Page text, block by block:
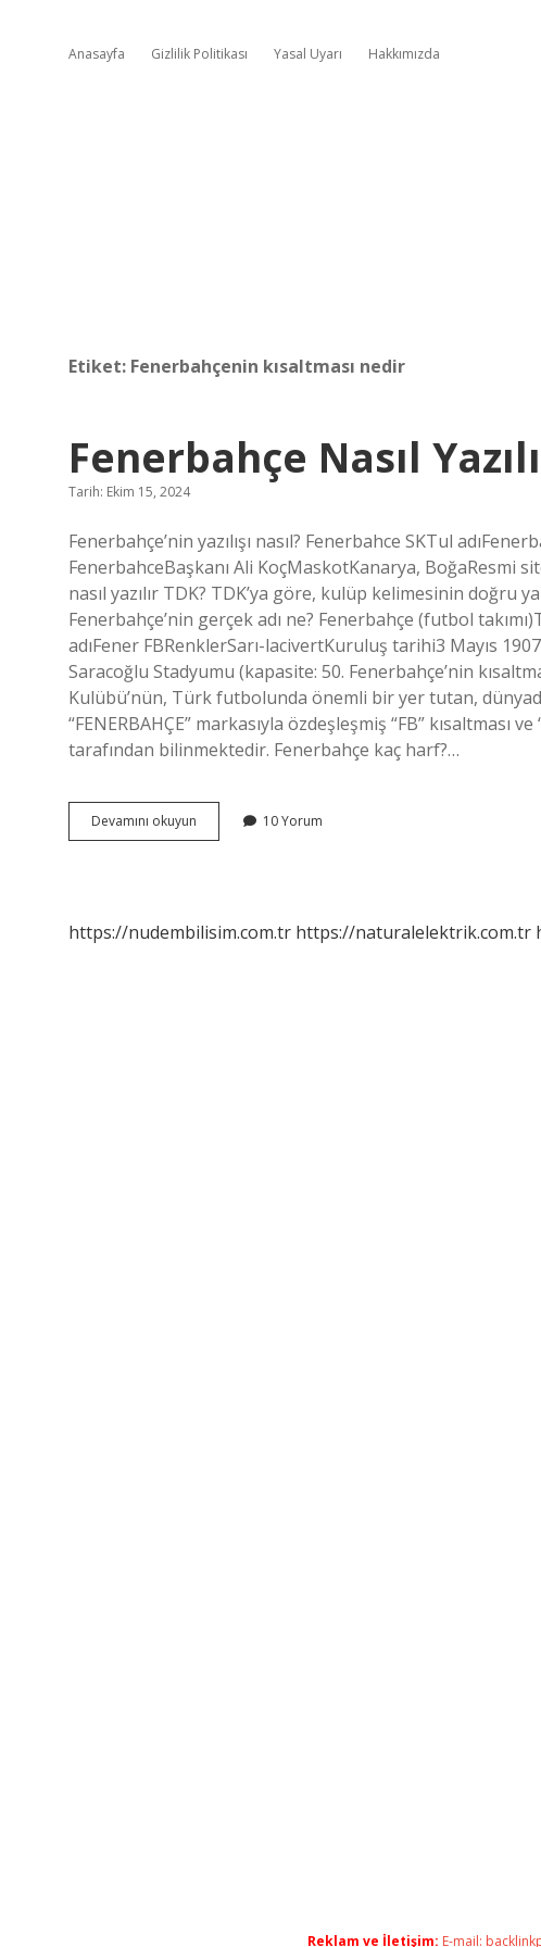
Anasayfa Gizlilik Politikası Yasal Uyarı Hakkımızda
Etiket: Fenerbahçenin kısaltması nedir
Fenerbahçe Nasıl
Tarih: Ekim 15, 2024
Fenerbahçe’nin yazılışı nasıl? Fenerbahce SKTul
FenerbahceBaşkanı Ali KoçMaskotKanarya, BoğaResmi
nasıl yazılır TDK? TDK’ya göre, kulüp kelimesinin doğru
Fenerbahçe’nin gerçek adı ne? Fenerbahçe (futbol
adıFener FBRenklerSarı-lacivertKuruluş tarihi3 Mayıs
Saracoğlu Stadyumu (kapasite: 50. Fenerbahçe’nin
Kulübü’nün, Türk futbolunda önemli bir yer tutan,
“FENERBAHÇE” markasıyla özdeşleşmiş “FB” kısaltması
tarafından bilinmektedir. Fenerbahçe kaç harf?…
Devamını okuyun Fenerbahçe
Nasıl
10 Yorum
https://nudembilisim.com.tr https://naturalelektrik.com.tr
Reklam ve İletişim: E-mail: